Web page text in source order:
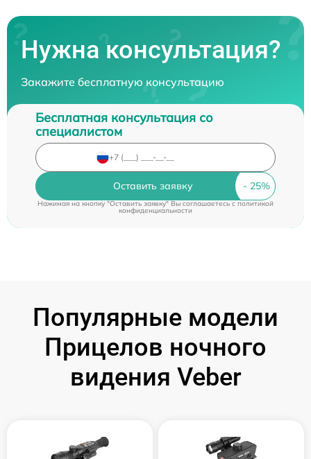
Нужна консультация?
Закажите бесплатную консультацию
Бесплатная консультация со
специалистом
Оставить заявку
Нажимая на кнопку "Оставить заявку" Вы соглашаетесь cполитикой
конфиденциальности
Популярные модели
Прицелов ночного
видения Veber